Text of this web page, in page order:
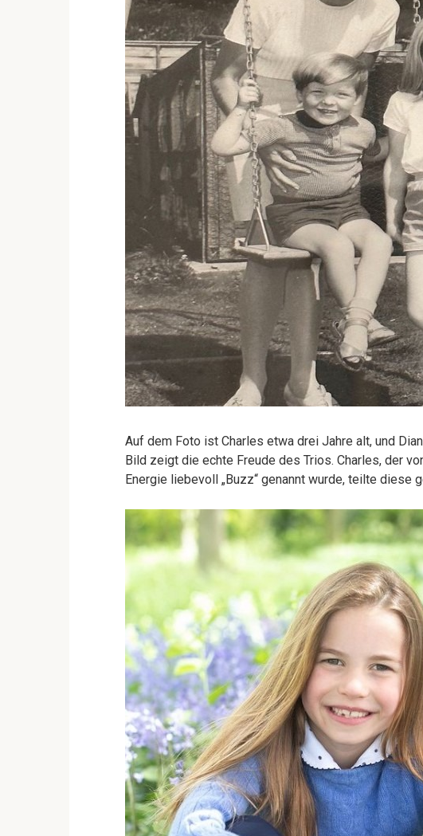
Auf dem Foto ist Charles etwa drei Jahre alt, und
Bild zeigt die echte Freude des Trios. Charles, der
Energie liebevoll „Buzz“ genannt wurde, teilte diese